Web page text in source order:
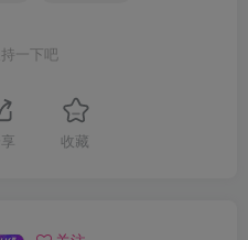
一下吧
收藏